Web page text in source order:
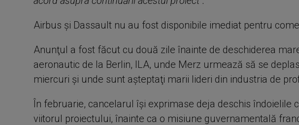
Airbus şi Dassault nu au fost disponibile imediat pentru
Anunţul a fost făcut cu două zile înainte de deschiderea
aeronautic de la Berlin, ILA, unde Merz urmează să se
miercuri şi unde sunt aşteptaţi marii lideri din industria de
În februarie, cancelarul îşi exprimase deja deschis îndoielile
viitorul proiectului, înainte ca o misiune guvernamentală